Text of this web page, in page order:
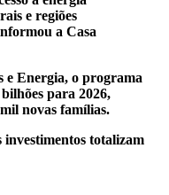
e regiões
a Casa
e Energia, o programa
para 2026,
novas famílias.
investimentos totalizam